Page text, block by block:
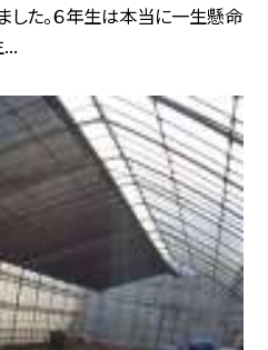
した。６年生は本当に一生懸命